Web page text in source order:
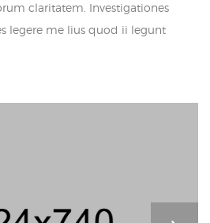
claritatem. Investigationes
legere me lius quod ii legunt